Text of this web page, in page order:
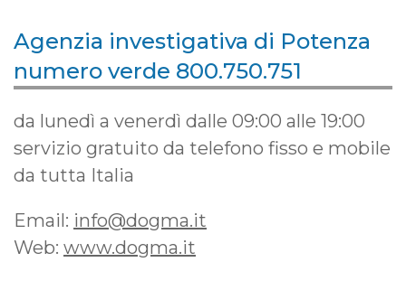
Agenzia investigativa di Potenza
numero verde 800.750.751
da lunedì a venerdì dalle 09:00 alle 19:00
servizio gratuito da telefono fisso e mobile
da tutta Italia
Email: info@dogma.it
Web: www.dogma.it